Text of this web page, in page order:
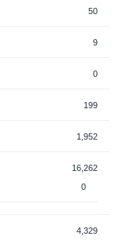
50
9
0
199
1,952
16,262
0
4,329